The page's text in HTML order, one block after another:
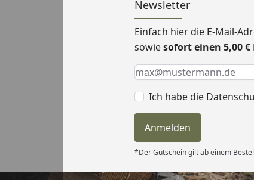
Newsletter
Einfach hier die E-Mail-
sowiesofort einen 5,00
Keine Eingabe erforderlich
Eingabe erforderlich
E-Mail *
Ich habe die
Anmelden
*Der Gutschein gilt ab einem